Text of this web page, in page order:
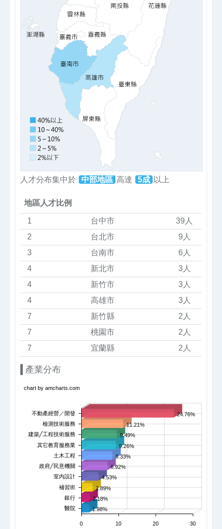
人才分布集中於 中部地區 高達 5成 以上
地區人才比例
1 台中市
39人
2
台北市
9人
3
台南市
6人
4
新北市
3人
4
新竹市
3人
4
高雄市
3人
7
新竹縣
2人
7
桃園市
2人
7
宜蘭縣 2人
產業分布
不動產經營／開發
檢測技術服務
建築╱工程技術服務
其它教育服務業
土木工程
政府╱民意機關
室內設計
補習班
銀行
醫院
0 10 20 30
24.76%
11.21%
9.49%
9.26%
8.33%
6.92%
4.53%
2.89%
2.18%
1.98%
chart by amcharts.com